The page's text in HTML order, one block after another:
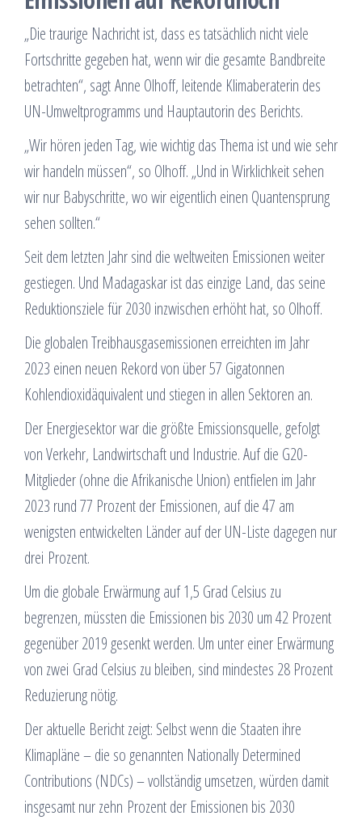
„Die traurige Nachricht ist, dass es tatsächlich nicht viele
Fortschritte gegeben hat, wenn wir die gesamte Bandbreite
betrachten“, sagt Anne Olhoff, leitende Klimaberaterin des
UN-Umweltprogramms und Hauptautorin des Berichts.
„Wir hören jeden Tag, wie wichtig das Thema ist und wie sehr
wir handeln müssen“, so Olhoff. „Und in Wirklichkeit sehen
wir nur Babyschritte, wo wir eigentlich einen Quantensprung
sehen sollten.“
Seit dem letzten Jahr sind die weltweiten Emissionen weiter
gestiegen. Und Madagaskar ist das einzige Land, das seine
Reduktionsziele für 2030 inzwischen erhöht hat, so Olhoff.
Die globalen Treibhausgasemissionen erreichten im Jahr
2023 einen neuen Rekord von über 57 Gigatonnen
Kohlendioxidäquivalent und stiegen in allen Sektoren an.
Der Energiesektor war die größte Emissionsquelle, gefolgt
von Verkehr, Landwirtschaft und Industrie. Auf die G20-
Mitglieder (ohne die Afrikanische Union) entfielen im Jahr
2023 rund 77 Prozent der Emissionen, auf die 47 am
wenigsten entwickelten Länder auf der UN-Liste dagegen nur
drei Prozent.
Um die globale Erwärmung auf 1,5 Grad Celsius zu
begrenzen, müssten die Emissionen bis 2030 um 42 Prozent
gegenüber 2019 gesenkt werden. Um unter einer Erwärmung
von zwei Grad Celsius zu bleiben, sind mindestes 28 Prozent
Reduzierung nötig.
Der aktuelle Bericht zeigt: Selbst wenn die Staaten ihre
Klimapläne – die so genannten Nationally Determined
Contributions (NDCs) – vollständig umsetzen, würden damit
insgesamt nur zehn Prozent der Emissionen bis 2030